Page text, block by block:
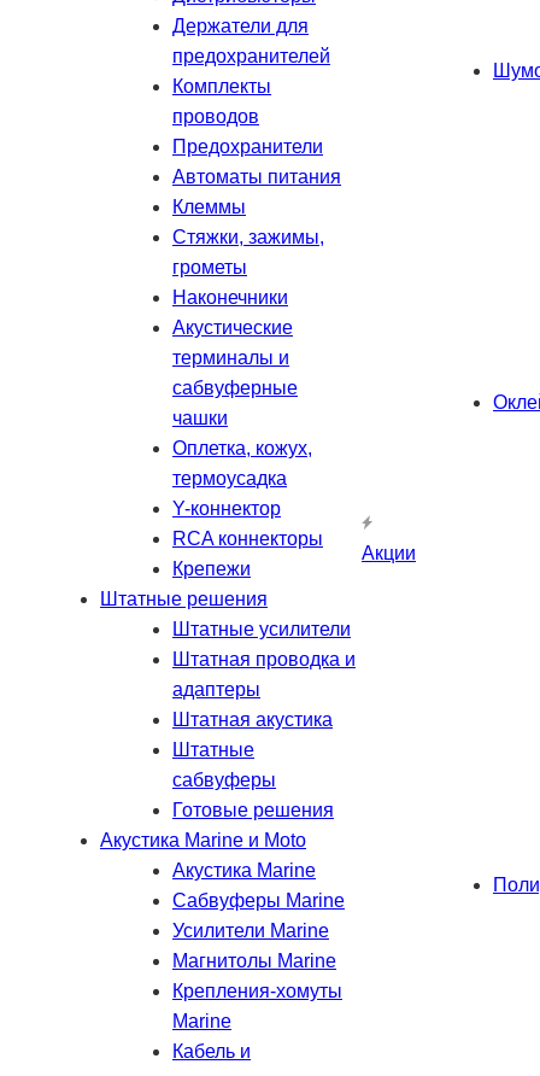
Держатели для
предохранителей
Комплекты
проводов
Предохранители
Автоматы питания
Клеммы
Стяжки, зажимы,
грометы
Наконечники
Акустические
терминалы и
сабвуферные
чашки
Оплетка, кожух,
термоусадка
Y-коннектор
RCA коннекторы
Крепежи
Штатные решения
Штатные усилители
Штатная проводка и
адаптеры
Штатная акустика
Штатные
сабвуферы
Готовые решения
Акустика Marine и Moto
Акустика Marine
Сабвуферы Marine
Усилители Marine
Магнитолы Marine
Крепления-хомуты
Marine
Кабель и
Акции